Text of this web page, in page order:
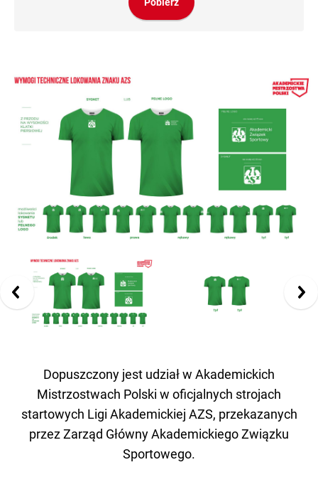
Dopuszczony jest udział w Akademickich
Mistrzostwach Polski w oficjalnych strojach
startowych Ligi Akademickiej AZS, przekazanych
przez Zarząd Główny Akademickiego Związku
Sportowego.